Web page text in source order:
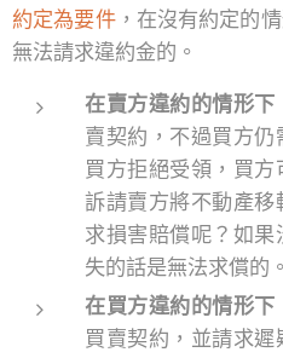
約定為要件，在沒有約定的
無法請求違約金的。
在賣方違約的情形下
賣契約，不過買方
買方拒絕受領，買
訴請賣方將不動產
求損害賠償呢？如
失的話是無法求償的。
在買方違約的情形下
買賣契約，並請求